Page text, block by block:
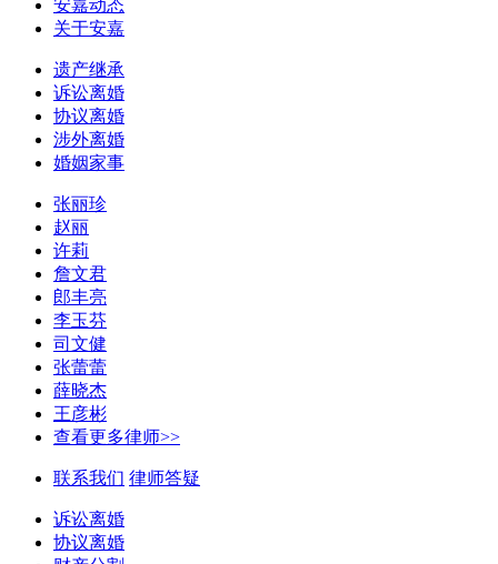
安嘉动态
关于安嘉
遗产继承
诉讼离婚
协议离婚
涉外离婚
婚姻家事
张丽珍
赵丽
许莉
詹文君
郎丰亮
李玉芬
司文健
张蕾蕾
薛晓杰
王彦彬
查看更多律师>>
联系我们 律师答疑
诉讼离婚
协议离婚